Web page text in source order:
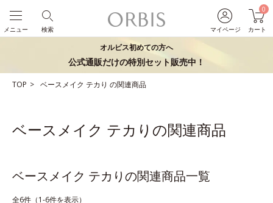
マイページ
0
カート
検索
メニュー
オルビス初めての方へ
公式通販だけの特別セット販売中！
TOP ベースメイク テカり の関連商品
ベースメイク テカりの関連商品
ベースメイク テカりの関連商品一覧
全6件（1-6件を表示）